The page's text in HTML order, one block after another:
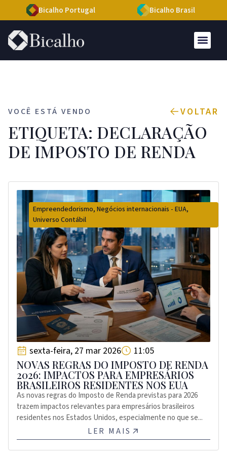
Bicalho Portugal Bicalho Brasil
VOCÊ ESTÁ VENDO VOLTAR
ETIQUETA: DECLARAÇÃO
DE IMPOSTO DE RENDA
Empreendedorismo, Negócios internacionais - EUA,
Universo Contábil
sexta-feira, 27 mar 2026 11:05
NOVAS REGRAS DO IMPOSTO DE RENDA
2026: IMPACTOS PARA EMPRESÁRIOS
BRASILEIROS RESIDENTES NOS EUA
As novas regras do Imposto de Renda previstas para 2026
trazem impactos relevantes para empresários brasileiros
residentes nos Estados Unidos, especialmente no que se...
LER MAIS